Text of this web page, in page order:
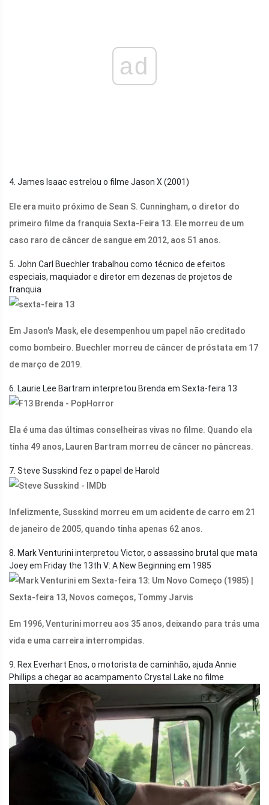
ad
4. James Isaac estrelou o filme Jason X (2001)
Ele era muito próximo de Sean S. Cunningham, o diretor do
primeiro filme da franquia Sexta-Feira 13. Ele morreu de um
caso raro de câncer de sangue em 2012, aos 51 anos.
5. John Carl Buechler trabalhou como técnico de efeitos
especiais, maquiador e diretor em dezenas de projetos de
franquia
Em Jason's Mask, ele desempenhou um papel não creditado
como bombeiro. Buechler morreu de câncer de próstata em 17
de março de 2019.
6. Laurie Lee Bartram interpretou Brenda em Sexta-feira 13
Ela é uma das últimas conselheiras vivas no filme. Quando ela
tinha 49 anos, Lauren Bartram morreu de câncer no pâncreas.
7. Steve Susskind fez o papel de Harold
Infelizmente, Susskind morreu em um acidente de carro em 21
de janeiro de 2005, quando tinha apenas 62 anos.
8. Mark Venturini interpretou Victor, o assassino brutal que mata
Joey em Friday the 13th V: A New Beginning em 1985
Em 1996, Venturini morreu aos 35 anos, deixando para trás uma
vida e uma carreira interrompidas.
9. Rex Everhart Enos, o motorista de caminhão, ajuda Annie
Phillips a chegar ao acampamento Crystal Lake no filme